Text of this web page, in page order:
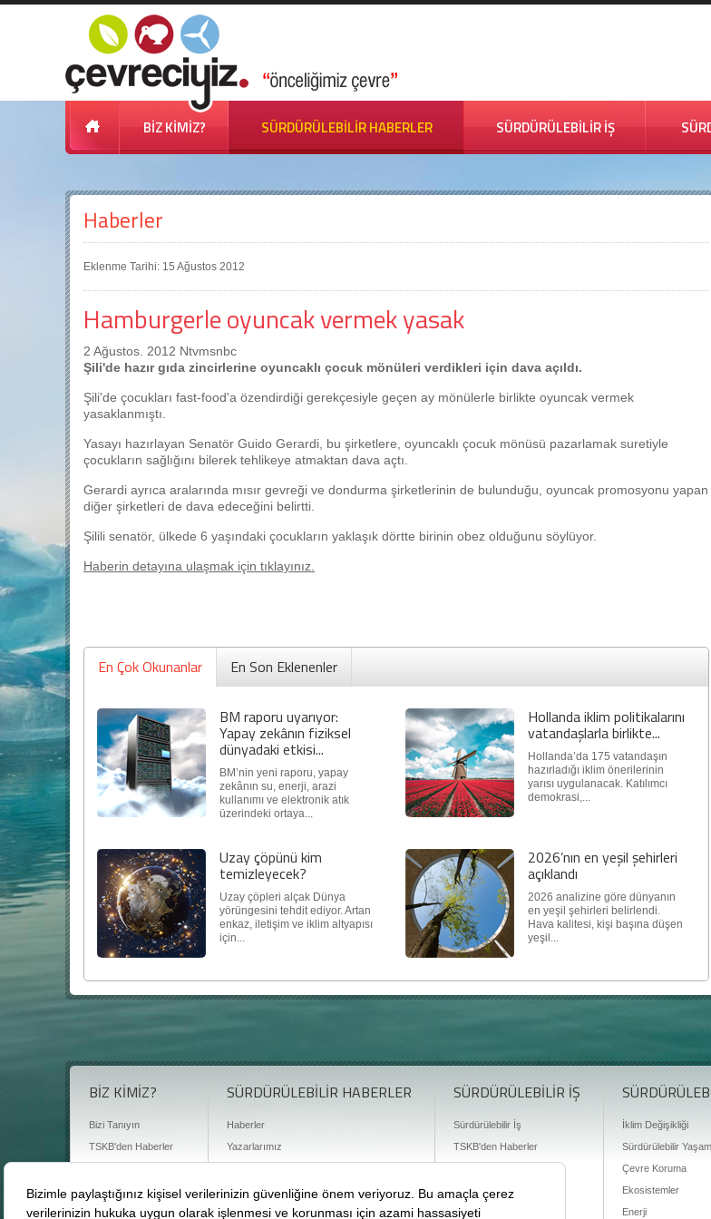
BİZ KİMİZ? SÜRDÜRÜLEBİLİR HABERLER SÜRDÜRÜLEBİLİR İŞ
Haberler
Eklenme Tarihi: 15 Ağustos 2012
Hamburgerle oyuncak vermek yasak
2 Ağustos. 2012 Ntvmsnbc
Şili'de hazır gıda zincirlerine oyuncaklı çocuk mönüleri verdikleri için dava açıldı.
Şili'de çocukları fast-food'a özendirdiği gerekçesiyle geçen ay mönülerle birlikte oyuncak vermek
yasaklanmıştı.
Yasayı hazırlayan Senatör Guido Gerardi, bu şirketlere, oyuncaklı çocuk mönüsü pazarlamak suretiyle
çocukların sağlığını bilerek tehlikeye atmaktan dava açtı.
Gerardi ayrıca aralarında mısır gevreği ve dondurma şirketlerinin de bulunduğu, oyuncak promosyonu yapan
diğer şirketleri de dava edeceğini belirtti.
Şilili senatör, ülkede 6 yaşındaki çocukların yaklaşık dörtte birinin obez olduğunu söylüyor.
Haberin detayına ulaşmak için tıklayınız.
En Çok Okunanlar En Son Eklenenler
BM raporu uyarıyor:
Yapay zekânın fiziksel
dünyadaki etkisi...
BM’nin yeni raporu, yapay
zekânın su, enerji, arazi
kullanımı ve elektronik atık
üzerindeki ortaya...
Hollanda iklim politikalarını
vatandaşlarla birlikte...
Hollanda’da 175 vatandaşın
hazırladığı iklim önerilerinin
yarısı uygulanacak. Katılımcı
demokrasi,...
Uzay çöpünü kim
temizleyecek?
Uzay çöpleri alçak Dünya
yörüngesini tehdit ediyor. Artan
enkaz, iletişim ve iklim altyapısı
için...
2026’nın en yeşil şehirleri
açıklandı
2026 analizine göre dünyanın
en yeşil şehirleri belirlendi.
Hava kalitesi, kişi başına düşen
yeşil...
Çevre
sayesinde
BİZ KİMİZ?
Bizi Tanıyın
TSKB'den Haberler
Basın Odası
Bize Ulaşın
SÜRDÜRÜLEBİLİR HABERLER
Haberler
Yazarlarımız
Sürdürülebilirlik Kütüphanesi
Karbon Sayacı
SÜRDÜRÜLEBİLİR İŞ
Sürdürülebilir İş
TSKB'den Haberler
İklim Değişikliği
Sürdürülebilir Yaşam
Çevre Koruma
Ekosistemler
Enerji